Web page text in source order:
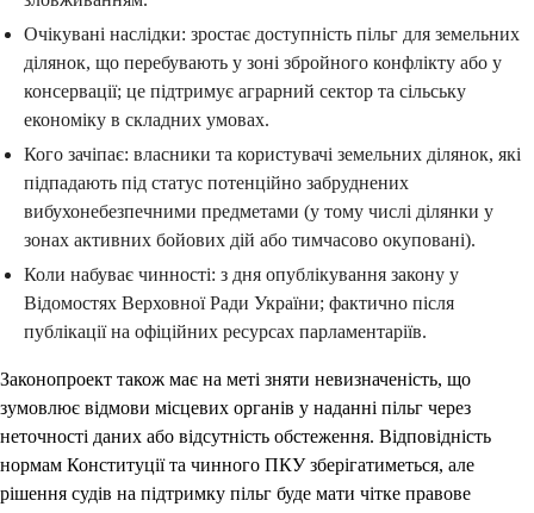
Очікувані наслідки: зростає доступність пільг для земельних
ділянок, що перебувають у зоні збройного конфлікту або у
консервації; це підтримує аграрний сектор та сільську
економіку в складних умовах.
Кого зачіпає: власники та користувачі земельних ділянок, які
підпадають під статус потенційно забруднених
вибухонебезпечними предметами (у тому числі ділянки у
зонах активних бойових дій або тимчасово окуповані).
Коли набуває чинності: з дня опублікування закону у
Відомостях Верховної Ради України; фактично після
публікації на офіційних ресурсах парламентаріїв.
Законопроект також має на меті зняти невизначеність, що
зумовлює відмови місцевих органів у наданні пільг через
неточності даних або відсутність обстеження. Відповідність
нормам Конституції та чинного ПКУ зберігатиметься, але
рішення судів на підтримку пільг буде мати чітке правове